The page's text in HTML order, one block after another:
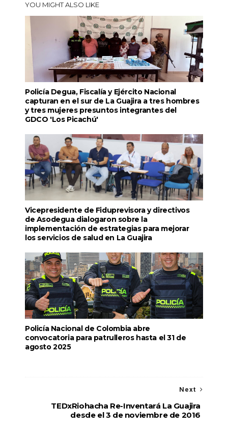
YOU MIGHT ALSO LIKE
Policía Degua, Fiscalía y Ejército Nacional
capturan en el sur de La Guajira a tres hombres
y tres mujeres presuntos integrantes del
GDCO 'Los Picachú'
Vicepresidente de Fiduprevisora y directivos
de Asodegua dialogaron sobre la
implementación de estrategias para mejorar
los servicios de salud en La Guajira
Policía Nacional de Colombia abre
convocatoria para patrulleros hasta el 31 de
agosto 2025
Next
TEDxRiohacha Re-Inventará La Guajira
desde el 3 de noviembre de 2016